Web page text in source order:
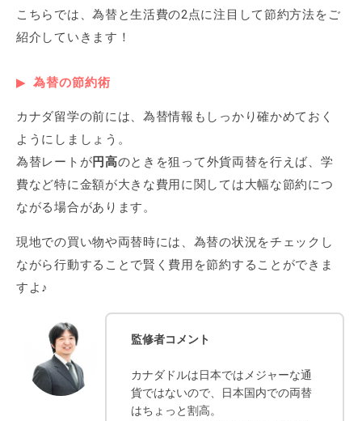
こちらでは、為替と生活費の2点に注目して節約方法をご
紹介していきます！
為替の節約術
カナダ留学の前には、為替情報もしっかり確かめておく
ようにしましょう。
為替レートが円高のときを狙って外貨両替を行えば、学
費など特に金額が大きな費用に関しては大幅な節約につ
ながる場合があります。
現地での買い物や両替時には、為替の状況をチェックし
ながら行動することで賢く費用を節約することができま
すよ♪
監修者コメント
カナダドルは日本ではメジャーな通
貨ではないので、日本国内での両替
はちょっと割高。